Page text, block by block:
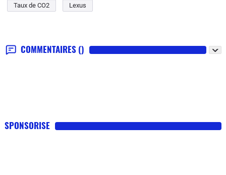
Taux de CO2 Lexus
COMMENTAIRES ()
SPONSORISE